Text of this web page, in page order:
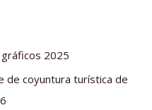
gráficos 2025
de coyuntura turística de